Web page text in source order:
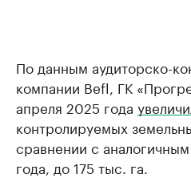
По данным аудиторско-
компании Befl, ГК
апреля 2025 года
контролируемых
сравнении с
года, до 175 тыс. га.